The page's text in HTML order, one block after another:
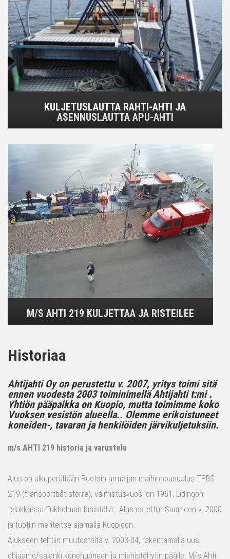
KULJETUSLAUTTA RAHTI-AHTI JA
ASENNUSLAUTTA APU-AHTI
M/S AHTI 219 KULJETTAA JA RISTEILEE
Historiaa
Ahtijahti Oy on perustettu v. 2007, yritys toimi sitä
ennen vuodesta 2003 toiminimellä Ahtijahti t:mi .
Yhtiön pääpaikka on Kuopio, mutta toimimme koko
Vuoksen vesistön alueella.. Olemme erikoistuneet
koneiden-, tavaran ja henkilöiden järvikuljetuksiin.
m/s AHTI 219 historia ja varustelu
Alus on alkuperältään Ruotsin armeijan maihinnousualus TPBS
219 (transportbåt större), valmistusvuosi on 1961, Lidingön
telakkassa Tukholman lähistöllä . Alus ostettiin Suomeen v. 2000
ja tuotiin meriteitse ajamalla Kuopioon.
Alukseen tehtiin muutostöitä v. 2003-04, rakentamalla uusi
ohjaamo/salonki konehuoneen ja miehistöhytin päälle. M/s Ahti